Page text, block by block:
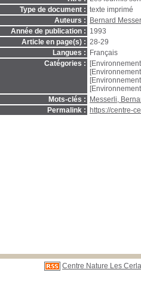
Type de document : texte imprimé
Auteurs :
Bernard
Année de publication : 1993
Article en page(s) : 28-29
Langues :
Français
Catégories :
Mots-clés :
Messerli,
Permalink :
https://centre-
Centre Nature Les